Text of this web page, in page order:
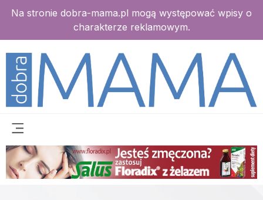
Na stronie dobra-mama.pl mogą występować wpisy o
charakterze reklamowym.